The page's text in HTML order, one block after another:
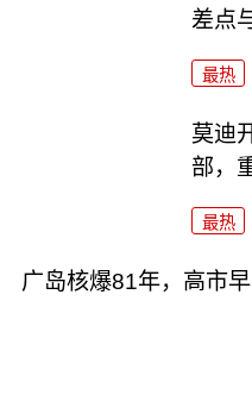
差点
最热
莫迪
部，
最热
广岛核爆81年，高市